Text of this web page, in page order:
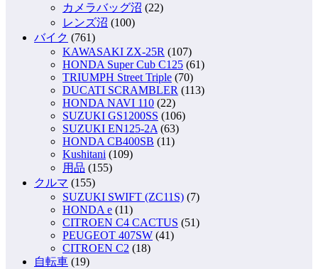
カメラバッグ沼 (22)
レンズ沼 (100)
バイク (761)
KAWASAKI ZX-25R (107)
HONDA Super Cub C125 (61)
TRIUMPH Street Triple (70)
DUCATI SCRAMBLER (113)
HONDA NAVI 110 (22)
SUZUKI GS1200SS (106)
SUZUKI EN125-2A (63)
HONDA CB400SB (11)
Kushitani (109)
用品 (155)
クルマ (155)
SUZUKI SWIFT (ZC11S) (7)
HONDA e (11)
CITROEN C4 CACTUS (51)
PEUGEOT 407SW (41)
CITROEN C2 (18)
自転車 (19)